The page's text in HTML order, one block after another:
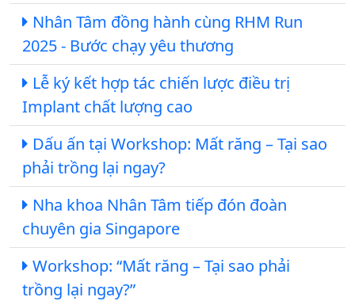
Nhân Tâm đồng hành cùng RHM Run
2025 - Bước chạy yêu thương
Lễ ký kết hợp tác chiến lược điều trị
Implant chất lượng cao
Dấu ấn tại Workshop: Mất răng – Tại sao
phải trồng lại ngay?
Nha khoa Nhân Tâm tiếp đón đoàn
chuyên gia Singapore
Workshop: “Mất răng – Tại sao phải
trồng lại ngay?”